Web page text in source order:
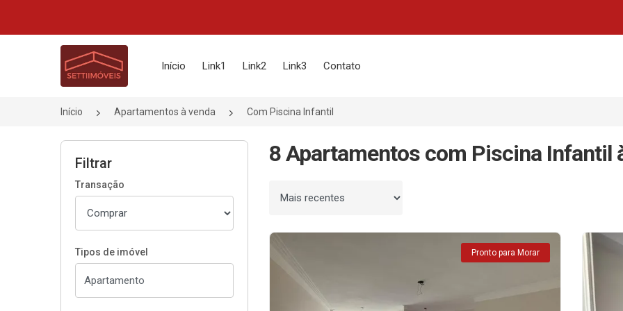
Página inicial
Início Link1 Link2 Link3 Contato
Início Apartamentos à venda Com Piscina Infantil
Filtrar
Transação
Tipos de imóvel
8 Apartamentos com Piscina Infantil
Ordenar por
Pronto para Morar